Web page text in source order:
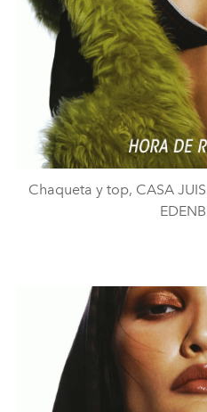
Chaqueta y top, CASA